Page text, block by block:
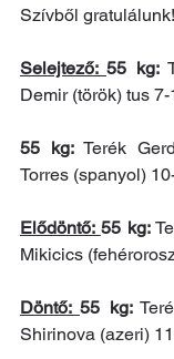
Szívből gratulálunk!
Selejtező: 55 kg:
Demir (török) tus 7-
55 kg: Terék
Torres (spanyol)
Elődöntő: 55 kg:
Mikicics
Döntő: 55 kg:
Shirinova (azeri)